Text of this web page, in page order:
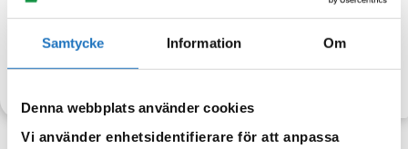
Samtycke Information Om
Denna webbplats använder cookies
Vi använder enhetsidentifierare för att anpassa
Södergatan 2